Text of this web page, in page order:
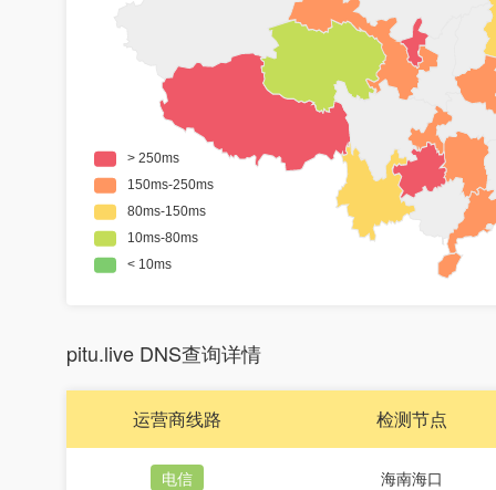
pitu.live DNS查询详情
运营商线路 检测节点
电信 海南海口